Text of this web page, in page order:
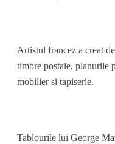
Artistul francez a creat
timbre postale, planurile
mobilier si tapiserie.
Tablourile lui George